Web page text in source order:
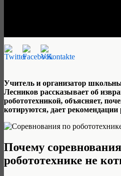
Учитель и организатор
Лесников рассказывает об
робототехникой, объясняет,
котируются, дает рекомендации
Почему
робототехнике не